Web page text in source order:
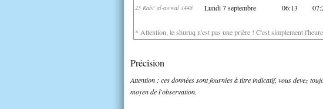
25 Rabi' al-awwal 1448 Lundi 7 septembre 06:13
* Attention, le shuruq n'est pas une prière ! C'est simplement
Précision
Attention : ces données sont fournies à titre indicatif, vous devez
moyen de l'observation.